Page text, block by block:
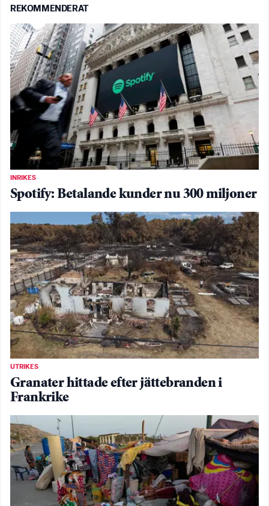
REKOMMENDERAT
INRIKES
Spotify: Betalande kunder nu 300 miljoner
UTRIKES
Granater hittade efter jättebranden i
Frankrike